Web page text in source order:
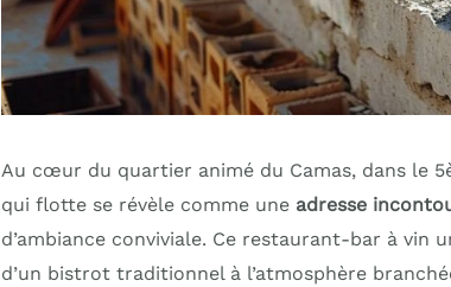
Au cœur du quartier animé du Camas, dans le
qui flotte se révèle comme une adresse
d’ambiance conviviale. Ce restaurant-bar à vin
d’un bistrot traditionnel à l’atmosphère